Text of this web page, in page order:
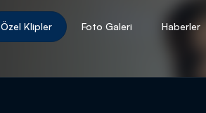
Özel Klipler Foto Galeri Haberler